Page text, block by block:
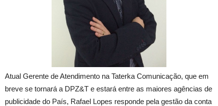
Atual Gerente de Atendimento na Taterka Comunicação, que em
breve se tornará a DPZ&T e estará entre as maiores agências de
publicidade do País, Rafael Lopes responde pela gestão da conta